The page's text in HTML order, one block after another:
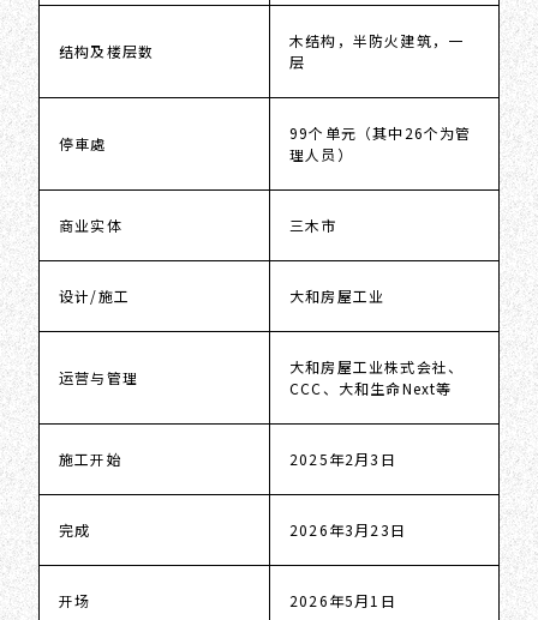
结构及楼层数
木结构，半防火建筑，一
层
停車處
99个单元（其中26个为管
理人员）
商业实体 三木市
设计/施工 大和房屋工业
运营与管理
大和房屋工业株式会社、
CCC、大和生命Next等
施工开始 2025年2月3日
完成 2026年3月23日
开场 2026年5月1日